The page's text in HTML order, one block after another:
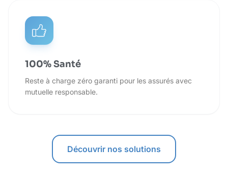
100% Santé
Reste à charge zéro garanti pour les assurés avec
mutuelle responsable.
Découvrir nos solutions